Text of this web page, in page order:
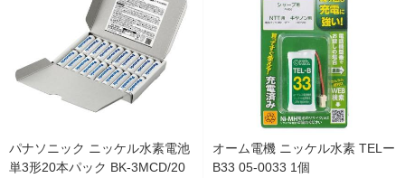
パナソニック ニッケル水素電池
単3形20本パック BK-3MCD/20
オーム電機 ニッケル水素 TELー
B33 05-0033 1個